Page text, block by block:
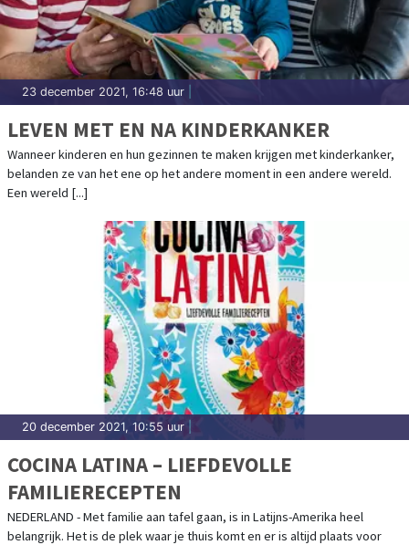
23 december 2021, 16:48 uur
LEVEN MET EN NA KINDERKANKER
Wanneer kinderen en hun gezinnen te maken krijgen met kinderkanker,
belanden ze van het ene op het andere moment in een andere wereld.
Een wereld [...]
20 december 2021, 10:55 uur
COCINA LATINA – LIEFDEVOLLE
FAMILIERECEPTEN
NEDERLAND - Met familie aan tafel gaan, is in Latijns-Amerika heel
belangrijk. Het is de plek waar je thuis komt en er is altijd plaats voor